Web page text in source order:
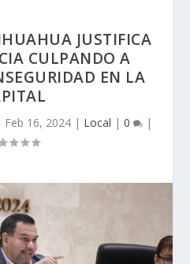
JUSTIFICA
CULPANDO A
EN LA
Feb 16, 2024 | Local | 0 |